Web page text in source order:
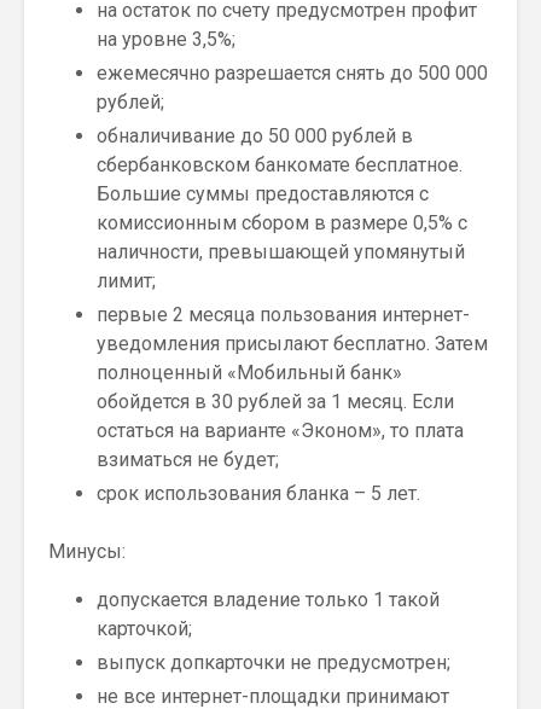
на остаток по счету предусмотрен профит
на уровне 3,5%;
ежемесячно разрешается снять до 500 000
рублей;
обналичивание до 50 000 рублей в
сбербанковском банкомате бесплатное.
Большие суммы предоставляются с
комиссионным сбором в размере 0,5% с
наличности, превышающей упомянутый
лимит;
первые 2 месяца пользования интернет-
уведомления присылают бесплатно. Затем
полноценный «Мобильный банк»
обойдется в 30 рублей за 1 месяц. Если
остаться на варианте «Эконом», то плата
взиматься не будет;
срок использования бланка – 5 лет.
Минусы:
допускается владение только 1 такой
карточкой;
выпуск допкарточки не предусмотрен;
не все интернет-площадки принимают